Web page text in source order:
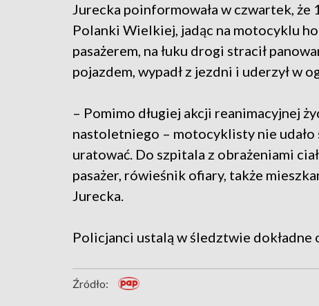
Jurecka poinformowała w czwartek, że
Polanki Wielkiej, jadąc na motocyklu
pasażerem, na łuku drogi stracił
pojazdem, wypadł z jezdni i uderzył w
– Pomimo długiej akcji reanimacyjnej
nastoletniego – motocyklisty nie udało
uratować. Do szpitala z obrażeniami
pasażer, rówieśnik ofiary, także
Jurecka.
Policjanci ustalą w śledztwie
Źródło: